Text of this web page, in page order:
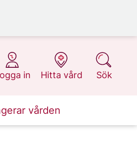
in
1177.se
Hitta vård
på 1177.se
Sök
på 1177.se
vården